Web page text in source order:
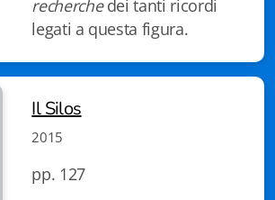
recherchedei tanti ricordi
legati a questa figura.
Il Silos
2015
pp. 127
Vives par Jean Petit